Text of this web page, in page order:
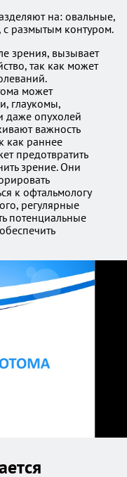
на: овальные,
с размытым контуром.
зрения, вызывает
так как может
может
глаукомы,
даже опухолей
важность
как раннее
предотвратить
зрение. Они
к офтальмологу
регулярные
потенциальные